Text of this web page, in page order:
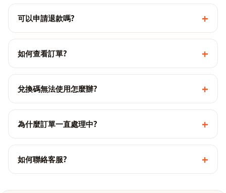
可以申請退款嗎? +
如何查看訂單? +
兌換碼無法使用怎麼辦? +
為什麼訂單一直處理中? +
如何聯絡客服? +